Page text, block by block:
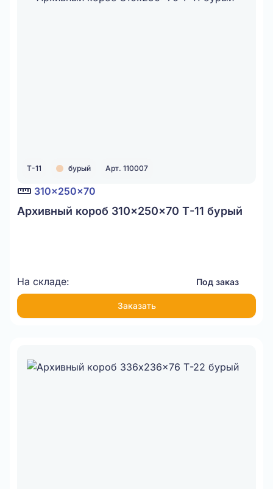
Т-11 бурый Арт. 110007
310x250x70
Архивный короб 310x250x70 Т-11 бурый
На складе: Под заказ
Заказать